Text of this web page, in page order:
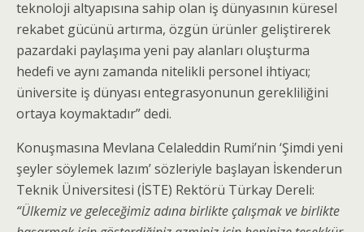
teknoloji altyapısına sahip olan iş dünyasının küresel
rekabet gücünü artırma, özgün ürünler geliştirerek
pazardaki paylaşıma yeni pay alanları oluşturma
hedefi ve aynı zamanda nitelikli personel ihtiyacı;
üniversite iş dünyası entegrasyonunun gerekliliğini
ortaya koymaktadır” dedi.
Konuşmasına Mevlana Celaleddin Rumi’nin ‘Şimdi yeni
şeyler söylemek lazım’ sözleriyle başlayan İskenderun
Teknik Üniversitesi (İSTE) Rektörü Türkay Dereli:
“Ülkemiz ve geleceğimiz adına birlikte çalışmak ve birlikte